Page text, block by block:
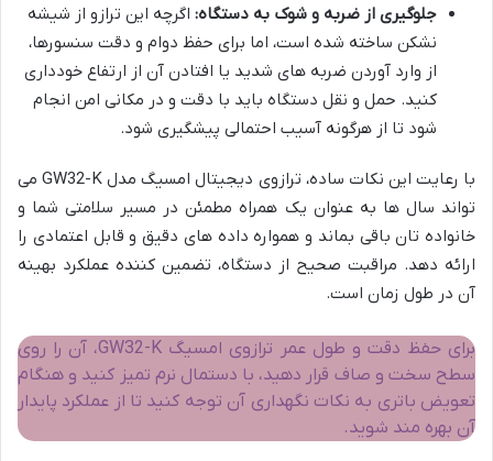
جلوگیری از ضربه و شوک به دستگاه: اگرچه این ترازو از شیشه
نشکن ساخته شده است، اما برای حفظ دوام و دقت سنسورها،
از وارد آوردن ضربه های شدید یا افتادن آن از ارتفاع خودداری
کنید. حمل و نقل دستگاه باید با دقت و در مکانی امن انجام
شود تا از هرگونه آسیب احتمالی پیشگیری شود.
با رعایت این نکات ساده، ترازوی دیجیتال امسیگ مدل GW32-K می
تواند سال ها به عنوان یک همراه مطمئن در مسیر سلامتی شما و
خانواده تان باقی بماند و همواره داده های دقیق و قابل اعتمادی را
ارائه دهد. مراقبت صحیح از دستگاه، تضمین کننده عملکرد بهینه
آن در طول زمان است.
برای حفظ دقت و طول عمر ترازوی امسیگ GW32-K، آن را روی
سطح سخت و صاف قرار دهید، با دستمال نرم تمیز کنید و هنگام
تعویض باتری به نکات نگهداری آن توجه کنید تا از عملکرد پایدار
آن بهره مند شوید.